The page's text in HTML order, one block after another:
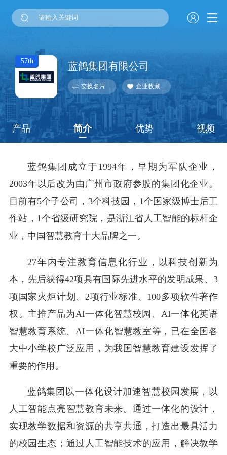
57th 蓝鸽集团有限公司
交换名片 企业收藏
产品 简介 优势 视频
蓝鸽集团成立于1994年，早期为军队企业，
2003年以后改为由广州市政府参股的集团化企业。
目前有5个子公司，3个科技园，1个国家级博士后工
作站，1个省级研究院，是浙江省人工智能的标杆企
业，中国智慧教育十大品牌之一。
27年内专注教育信息化行业，以科技创新为
本，先后获得42项具有国际先进水平的发明成果、3
项国家火炬计划、2项行业标准、100多项软件著作
权。主推产品为AI一体化智慧校园、AI一体化英语
智慧教育系统、AI一体化智慧教室等，已在全国各
大中小学校广泛应用，为我国智慧教育建设发挥了
重要的作用。
蓝鸽集团以一体化设计加速智慧校园发展，以
人工智能点亮智慧教育未来。通过一体化的设计，
实现教学数据和资源的共享共通，打造出最具活力
的校园生态；通过人工智能技术的应用，解决教学